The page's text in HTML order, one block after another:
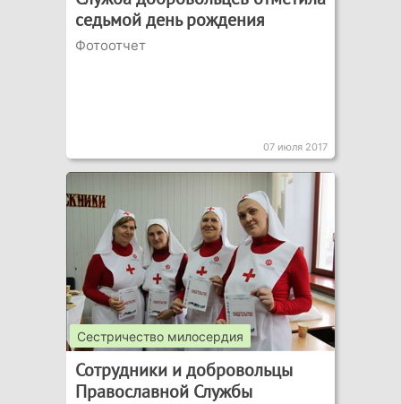
седьмой день рождения
Фотоотчет
07 июля 2017
Сестричество милосердия
Сотрудники и добровольцы
Православной Службы